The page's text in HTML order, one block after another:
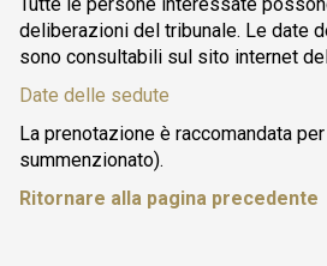
deliberazioni del tribunale. Le date
sono consultabili sul sito internet
Date delle sedute
La prenotazione è raccomandata
summenzionato).
Ritornare alla pagina precedente